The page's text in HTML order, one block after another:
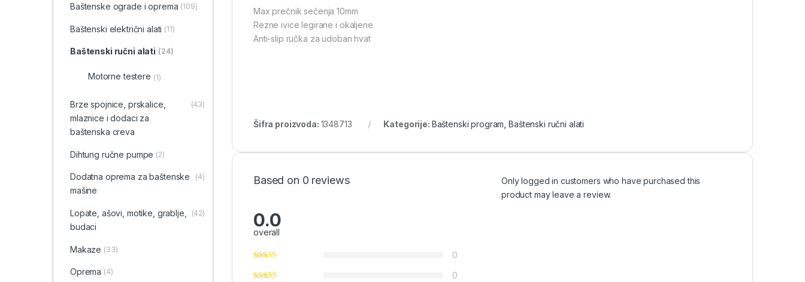
Max prečnik sečenja 10mm
Rezne ivice legirane i okaljene
Anti-slip ručka za udoban hvat
Šifra proizvoda: 1348713 Kategorije: Baštenski program ,Baštenski ručni alati
Based on 0 reviews
0.0
overall
0
0
Only logged in customers who have purchased this
product may leave a review.
Baštenske ograde i oprema (109)
Baštenski električni alati (11)
Baštenski ručni alati (24)
Motorne testere (1)
Brze spojnice, prskalice,
mlaznice i dodaci za
baštenska creva
(43)
Dihtung ručne pumpe (2)
Dodatna oprema za baštenske
mašine
(4)
Lopate, ašovi, motike, grablje,
budaci
(42)
Makaze (33)
Oprema (4)